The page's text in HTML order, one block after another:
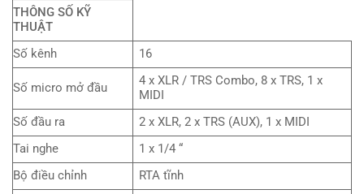
THÔNG SỐ KỸ
THUẬT
Số kênh
16
Số micro mở đầu
4 x XLR / TRS Combo, 8 x TRS, 1 x
MIDI
Số đầu ra
2 x XLR, 2 x TRS (AUX), 1 x MIDI
Tai nghe
1 x 1/4 “
Bộ điều chỉnh
RTA tĩnh